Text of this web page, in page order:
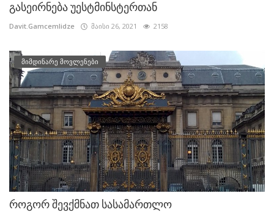
გასეირნება უესტმინსტერთან
Davit.Gamcemlidze მაისი 26, 2021 2158
მიმდინარე მოვლენები
როგორ შევქმნათ სასამართლო